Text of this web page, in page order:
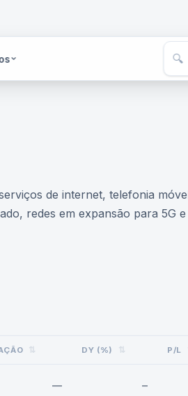
🔍
de internet, telefonia
redes em expansão para 5G e
⇅ DY (%) ⇅ P/L
— —